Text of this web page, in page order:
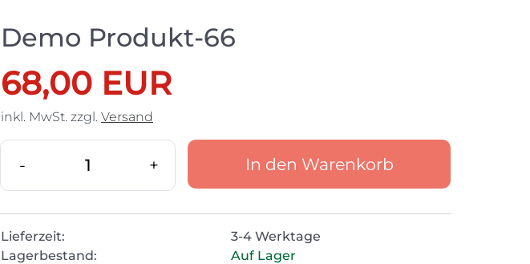
Demo Produkt-66
68,00 EUR
inkl. MwSt. zzgl. Versand
- + In den Warenkorb
Lieferzeit:
3-4 Werktage
Lagerbestand:
Auf Lager